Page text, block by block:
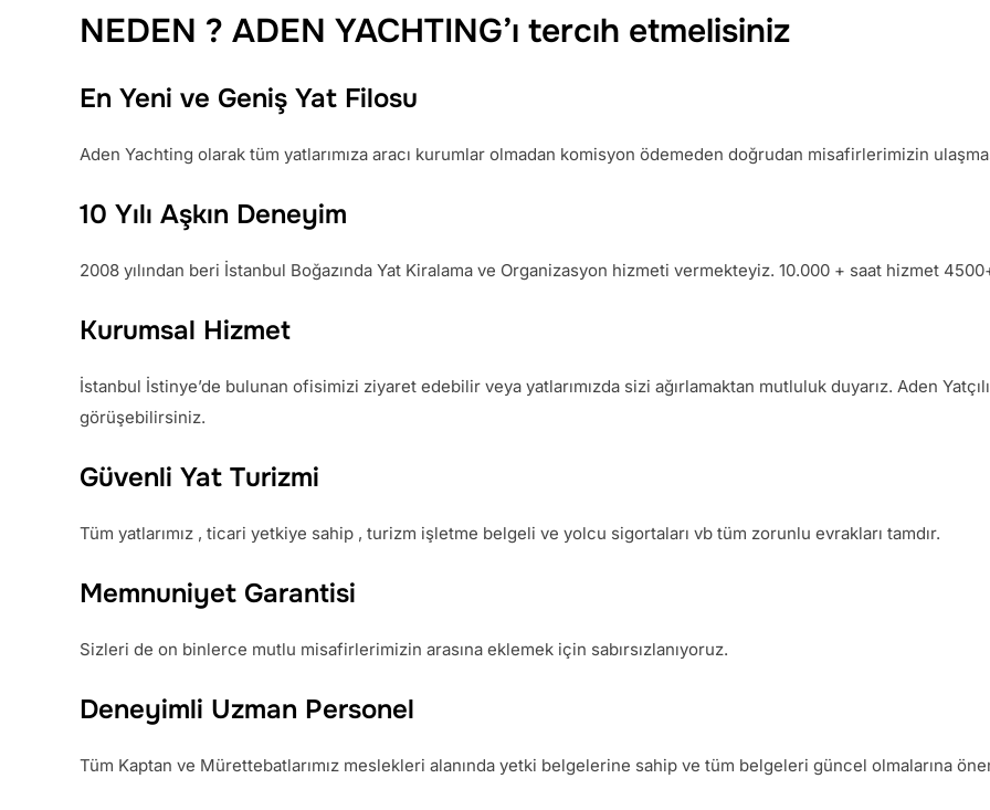
NEDEN ? ADEN YACHTING’ı tercıh etmelisiniz
En Yeni ve Geniş Yat Filosu
Aden Yachting olarak tüm yatlarımıza aracı kurumlar olmadan komisyon ödemeden doğrudan misafirlerimizin
10 Yılı Aşkın Deneyim
2008 yılından beri İstanbul Boğazında Yat Kiralama ve Organizasyon hizmeti vermekteyiz. 10.000 + saat hizmet
Kurumsal Hizmet
İstanbul İstinye’de bulunan ofisimizi ziyaret edebilir veya yatlarımızda sizi ağırlamaktan mutluluk duyarız. Aden
görüşebilirsiniz.
Güvenli Yat Turizmi
Tüm yatlarımız , ticari yetkiye sahip , turizm işletme belgeli ve yolcu sigortaları vb tüm zorunlu evrakları tamdır.
Memnuniyet Garantisi
Sizleri de on binlerce mutlu misafirlerimizin arasına eklemek için sabırsızlanıyoruz.
Deneyimli Uzman Personel
Tüm Kaptan ve Mürettebatlarımız meslekleri alanında yetki belgelerine sahip ve tüm belgeleri güncel olmalarına